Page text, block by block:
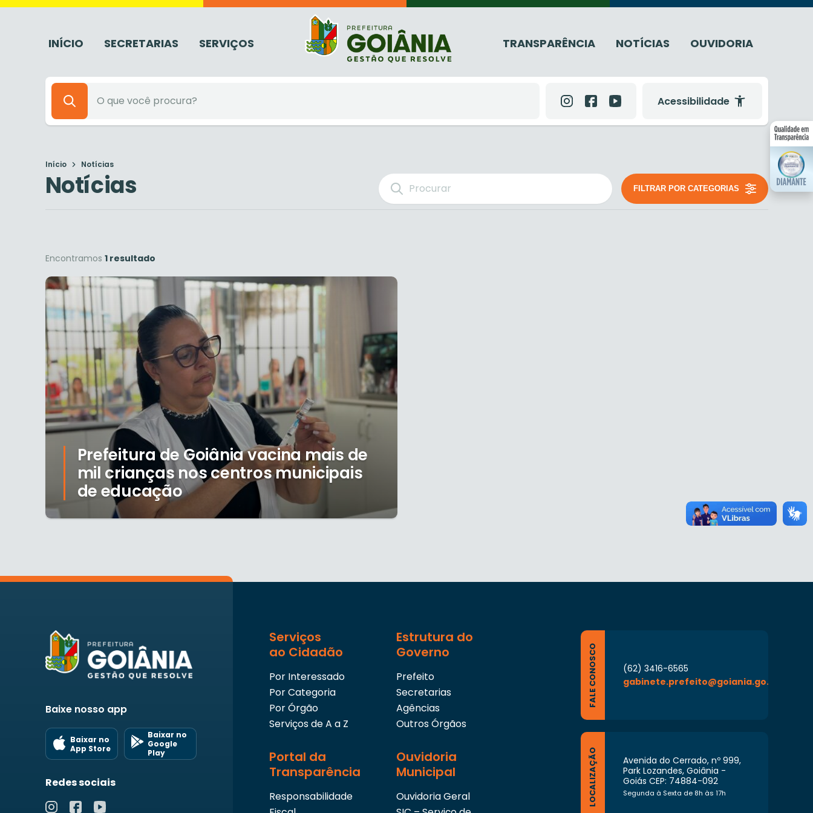
INÍCIO SECRETARIAS SERVIÇOS TRANSPARÊNCIA NOTÍCIAS OUVIDORIA
Acessibilidade
Início Notícias
Notícias FILTRAR POR CATEGORIAS
Encontramos 1 resultado
Prefeitura de Goiânia vacina mais de
mil crianças nos centros municipais
de educação
Baixe nosso app
Baixar no
App Store
Baixar no
Google
Play
Redes sociais
Serviços
ao Cidadão
Por Interessado
Por Categoria
Por Órgão
Serviços de A a Z
Estrutura do
Governo
Prefeito
Secretarias
Agências
Outros Órgãos
Portal da
Transparência
Responsabilidade
Ouvidoria
Municipal
Ouvidoria Geral
FALE CONOSCO
(62) 3416-6565
gabinete.prefeito@goiania.go.gov.br
LOCALIZAÇÃO
Avenida do Cerrado, nº 999,
Park Lozandes, Goiânia -
Goiás CEP: 74884-092
Segunda à Sexta de 8h às 17h